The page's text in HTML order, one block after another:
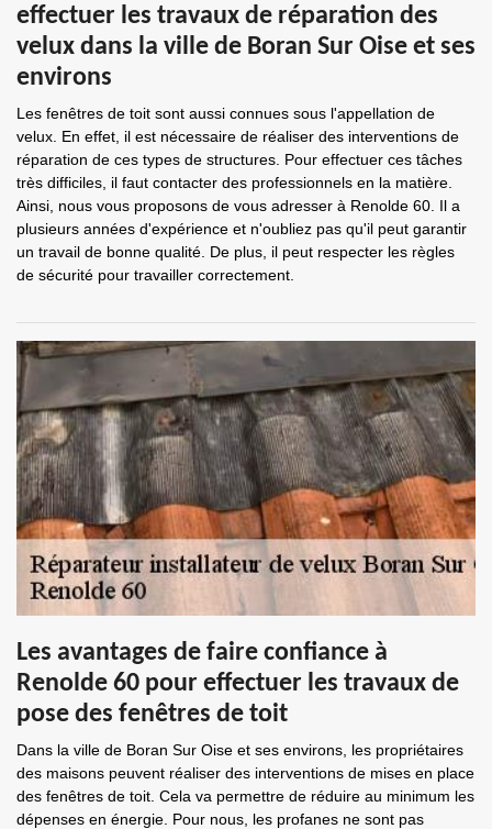
effectuer les travaux de réparation des
velux dans la ville de Boran Sur Oise et ses
environs
Les fenêtres de toit sont aussi connues sous l'appellation de
velux. En effet, il est nécessaire de réaliser des interventions de
réparation de ces types de structures. Pour effectuer ces tâches
très difficiles, il faut contacter des professionnels en la matière.
Ainsi, nous vous proposons de vous adresser à Renolde 60. Il a
plusieurs années d'expérience et n'oubliez pas qu'il peut garantir
un travail de bonne qualité. De plus, il peut respecter les règles
de sécurité pour travailler correctement.
Les avantages de faire confiance à
Renolde 60 pour effectuer les travaux de
pose des fenêtres de toit
Dans la ville de Boran Sur Oise et ses environs, les propriétaires
des maisons peuvent réaliser des interventions de mises en place
des fenêtres de toit. Cela va permettre de réduire au minimum les
dépenses en énergie. Pour nous, les profanes ne sont pas